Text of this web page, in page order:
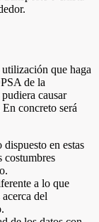
que haga
de la
causar
concreto será
en estas
costumbres
a lo que
del